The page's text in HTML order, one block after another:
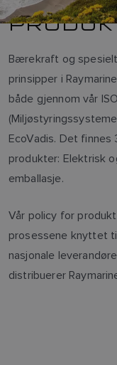
Bærekraft og
prinsipper i
både gjennom vår
EcoVadis. Det
produkter: Elektrisk
emballasje.
Vår policy for
prosessene knyttet
nasjonale
distribuerer